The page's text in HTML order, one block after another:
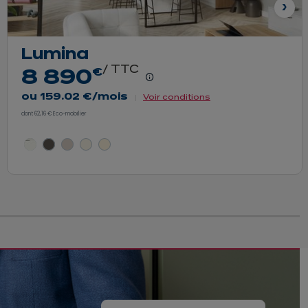
du prix
Lumina
8 890€
euros / TTC
En savoir plus - Afficher le
ou 159.02 €/mois Voir conditions
dont 62,16 € Eco-mobilier